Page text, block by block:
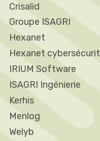
Crisalid
Groupe ISAGRI
Hexanet
Hexanet
IRIUM Software
ISAGRI Ingénierie
Kerhis
Menlog
Welyb